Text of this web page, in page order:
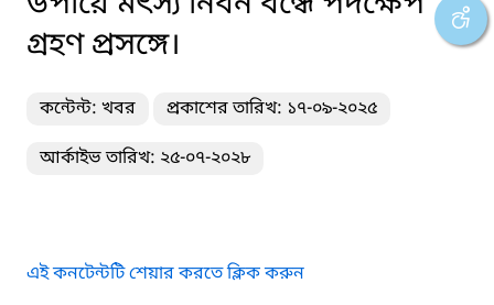
গ্রহণ প্রসঙ্গে।
কন্টেন্ট: খবর প্রকাশের তারিখ: ১৭-০৯-২০২৫
আর্কাইভ তারিখ: ২৫-০৭-২০২৮
এই কনটেন্টটি শেয়ার করতে ক্লিক করুন